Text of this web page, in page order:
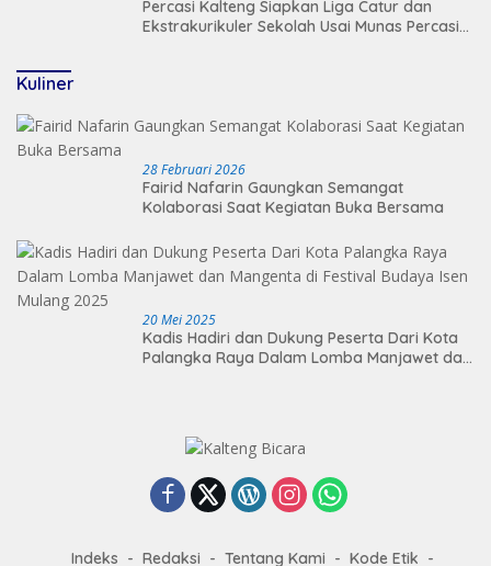
Percasi Kalteng Siapkan Liga Catur dan
Ekstrakurikuler Sekolah Usai Munas Percasi
Kuliner
28 Februari 2026
Fairid Nafarin Gaungkan Semangat
Kolaborasi Saat Kegiatan Buka Bersama
20 Mei 2025
Kadis Hadiri dan Dukung Peserta Dari Kota
Palangka Raya Dalam Lomba Manjawet dan
Indeks Redaksi Tentang Kami Kode Etik